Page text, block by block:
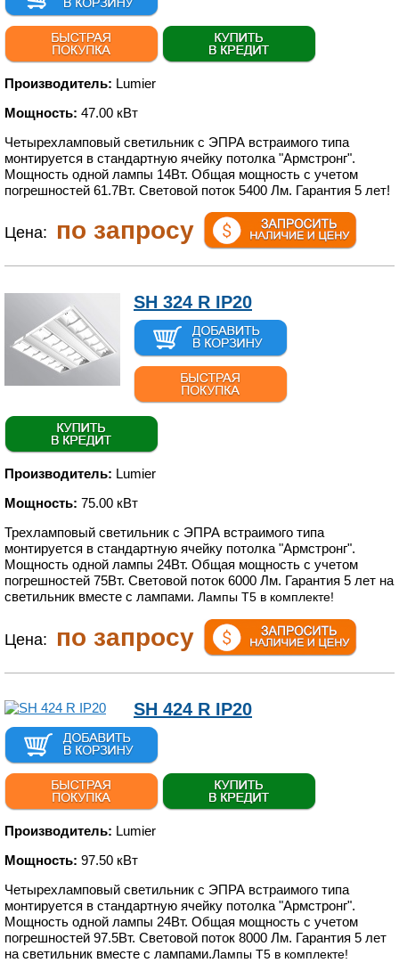
Производитель: Lumier
Мощность: 47.00 кВт
Четырехламповый светильник с ЭПРА встраимого типа
монтируется в стандартную ячейку потолка "Армстронг".
Мощность одной лампы 14Вт. Общая мощность с учетом
погрешностей 61.7Вт. Световой поток 5400 Лм. Гарантия 5 лет!
Цена: по запросу
SH 324 R IP20
Производитель: Lumier
Мощность: 75.00 кВт
Трехламповый светильник с ЭПРА встраимого типа
монтируется в стандартную ячейку потолка "Армстронг".
Мощность одной лампы 24Вт. Общая мощность с учетом
погрешностей 75Вт. Световой поток 6000 Лм. Гарантия 5 лет на
светильник вместе с лампами. Лампы Т5 в комплекте!
Цена: по запросу
SH 424 R IP20
Производитель: Lumier
Мощность: 97.50 кВт
Четырехламповый светильник с ЭПРА встраимого типа
монтируется в стандартную ячейку потолка "Армстронг".
Мощность одной лампы 24Вт. Общая мощность с учетом
погрешностей 97.5Вт. Световой поток 8000 Лм. Гарантия 5 лет
на светильник вместе с лампами.Лампы Т5 в комплекте!